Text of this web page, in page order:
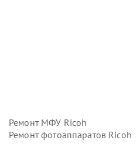
Ремонт МФУ Ricoh
Ремонт фотоаппаратов Ricoh